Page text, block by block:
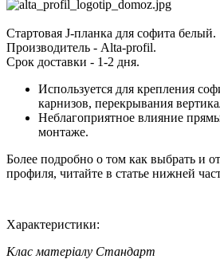
Стартовая J-планка для софита белый.
Производитель - Alta-profil.
Срок доставки - 1-2 дня.
Используется для крепления
карнизов, перекрывания
Неблагоприятное влияние
монтаже.
Более подробно о том как выбрать и
профиля, читайте в статье нижней
Характеристики:
Клас матеріалу Стандарт